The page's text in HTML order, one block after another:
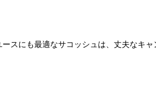
スにも最適なサコッシュは、丈夫なキ